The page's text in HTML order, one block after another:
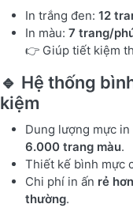
In trắng đen: 12
In màu: 7 trang/
👉 Giúp tiết kiệm
🔹 Hệ thống
kiệm
Dung lượng mực
6.000 trang màu.
Thiết kế bình mực
Chi phí in ấn rẻ
thường.